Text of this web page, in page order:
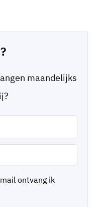
maandelijks
ontvang ik